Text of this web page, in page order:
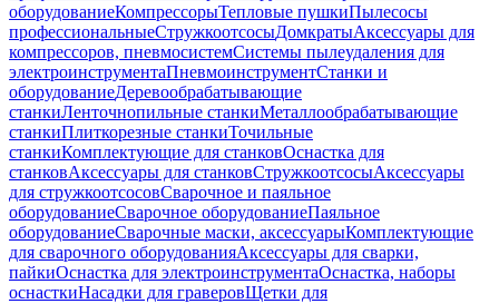
оборудованиеКомпрессорыТепловые пушкиПылесосы
профессиональныеСтружкоотсосыДомкратыАксессуары для
компрессоров, пневмосистемСистемы пылеудаления для
электроинструментаПневмоинструментСтанки и
оборудованиеДеревообрабатывающие
станкиЛенточнопильные станкиМеталлообрабатывающие
станкиПлиткорезные станкиТочильные
станкиКомплектующие для станковОснастка для
станковАксессуары для станковСтружкоотсосыАксессуары
для стружкоотсосовСварочное и паяльное
оборудованиеСварочное оборудованиеПаяльное
оборудованиеСварочные маски, аксессуарыКомплектующие
для сварочного оборудованияАксессуары для сварки,
пайкиОснастка для электроинструментаОснастка, наборы
оснасткиНасадки для граверовЩетки для